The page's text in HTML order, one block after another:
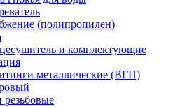
(полипропилен)
и комплектующие
металлические (ВГП)